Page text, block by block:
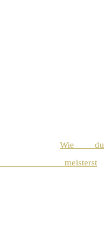
Wie du
meisterst